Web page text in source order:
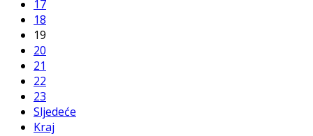
17
18
19
20
21
22
23
Sljedeće
Kraj